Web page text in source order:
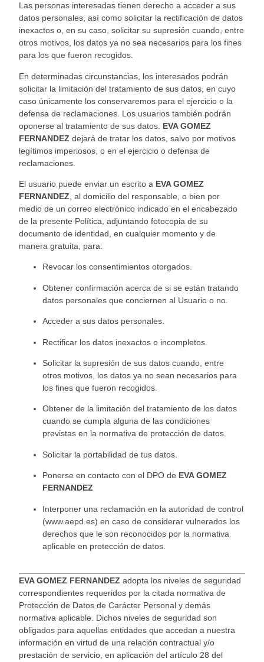
Las personas interesadas tienen derecho a acceder a sus
datos personales, así como solicitar la rectificación de datos
inexactos o, en su caso, solicitar su supresión cuando, entre
otros motivos, los datos ya no sea necesarios para los fines
para los que fueron recogidos.
En determinadas circunstancias, los interesados podrán
solicitar la limitación del tratamiento de sus datos, en cuyo
caso únicamente los conservaremos para el ejercicio o la
defensa de reclamaciones. Los usuarios también podrán
oponerse al tratamiento de sus datos. EVA GOMEZ
FERNANDEZ dejará de tratar los datos, salvo por motivos
legítimos imperiosos, o en el ejercicio o defensa de
reclamaciones.
El usuario puede enviar un escrito a EVA GOMEZ
FERNANDEZ , al domicilio del responsable, o bien por
medio de un correo electrónico indicado en el encabezado
de la presente Política, adjuntando fotocopia de su
documento de identidad, en cualquier momento y de
manera gratuita, para:
Revocar los consentimientos otorgados.
Obtener confirmación acerca de si se están tratando
datos personales que conciernen al Usuario o no.
Acceder a sus datos personales.
Rectificar los datos inexactos o incompletos.
Solicitar la supresión de sus datos cuando, entre
otros motivos, los datos ya no sean necesarios para
los fines que fueron recogidos.
Obtener de la limitación del tratamiento de los datos
cuando se cumpla alguna de las condiciones
previstas en la normativa de protección de datos.
Solicitar la portabilidad de tus datos.
Ponerse en contacto con el DPO de EVA GOMEZ
FERNANDEZ
Interponer una reclamación en la autoridad de control
(www.aepd.es) en caso de considerar vulnerados los
derechos que le son reconocidos por la normativa
aplicable en protección de datos.
EVA GOMEZ FERNANDEZ adopta los niveles de seguridad
correspondientes requeridos por la citada normativa de
Protección de Datos de Carácter Personal y demás
normativa aplicable. Dichos niveles de seguridad son
obligados para aquellas entidades que accedan a nuestra
información en virtud de una relación contractual y/o
prestación de servicio, en aplicación del artículo 28 del